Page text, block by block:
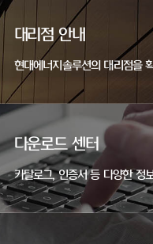
대리점 안내
현대에너지솔루션의 대리점을
다운로드 센터
카탈로그, 인증서 등 다양한 정